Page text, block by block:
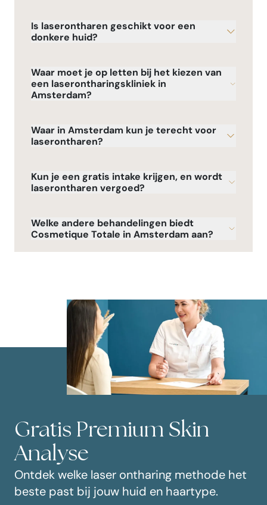
Is laserontharen geschikt voor een
donkere huid?
Waar moet je op letten bij het kiezen van
een laserontharingskliniek in
Amsterdam?
Waar in Amsterdam kun je terecht voor
laserontharen?
Kun je een gratis intake krijgen, en wordt
laserontharen vergoed?
Welke andere behandelingen biedt
Cosmetique Totale in Amsterdam aan?
Gratis Premium Skin
Analyse
Ontdek welke laser ontharing methode het
beste past bij jouw huid en haartype.